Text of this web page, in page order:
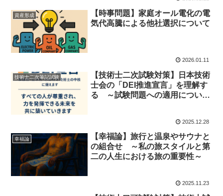
資産形成
【時事問題】家庭オール電化の電
気代高騰による他社選択について
2026.01.11
技術士二次筆記試験
【技術士二次試験対策】日本技術
士会の「DEI推進宣言」を理解す
る ～試験問題への適用について
2025.12.28
幸福論
【幸福論】旅行と温泉やサウナと
の組合せ ～私の旅スタイルと第
二の人生における旅の重要性～
2025.11.23